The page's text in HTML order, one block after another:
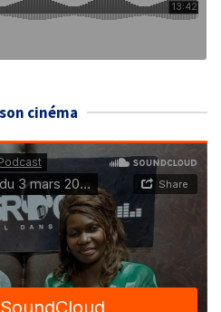
cinéma